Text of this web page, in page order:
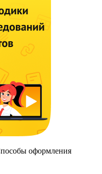
оформления